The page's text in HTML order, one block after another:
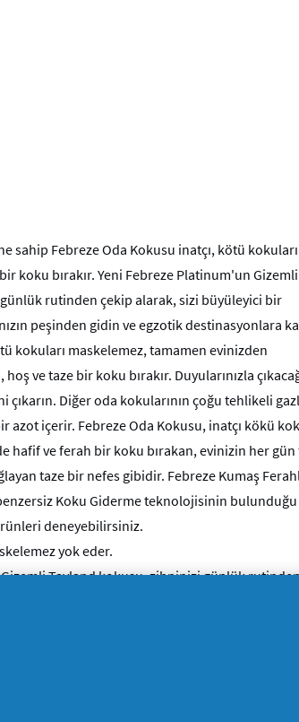
sahip Febreze Oda Kokusu inatçı, kötü
koku bırakır. Yeni Febreze Platinum'un Gizemli
rutinden çekip alarak, sizi büyüleyici bir
peşinden gidin ve egzotik destinasyonlara
kokuları maskelemez, tamamen evinizden
ve taze bir koku bırakır. Duyularınızla
çıkarın. Diğer oda kokularının çoğu tehlikeli
azot içerir. Febreze Oda Kokusu, inatçı kökü
hafif ve ferah bir koku bırakan, evinizin her gün
taze bir nefes gibidir. Febreze Kumaş
Koku Giderme teknolojisinin bulunduğu
ürünleri deneyebilirsiniz.
yok eder.
Tayland kokusu, zihninizi günlük